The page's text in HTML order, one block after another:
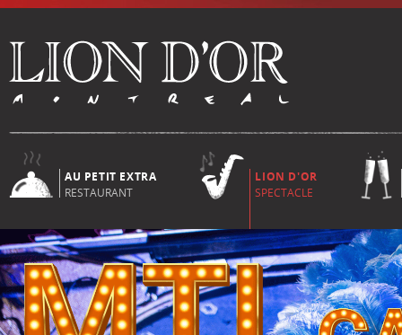
AU PETIT EXTRA
RESTAURANT
LION D'OR
SPECTACLE